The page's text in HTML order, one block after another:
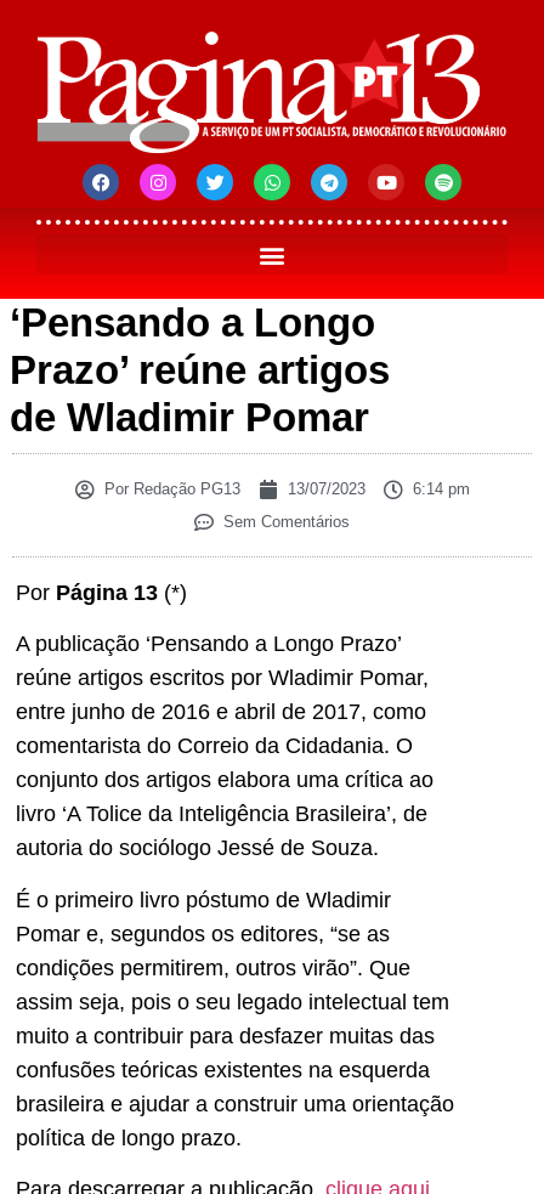
‘Pensando a Longo
Prazo’ reúne artigos
de Wladimir Pomar
PorRedação PG13 13/07/2023
6:14 pm
Sem Comentários
Por Página 13 (*)
A publicação ‘Pensando a Longo Prazo’
reúne artigos escritos por Wladimir Pomar,
entre junho de 2016 e abril de 2017, como
comentarista do Correio da Cidadania. O
conjunto dos artigos elabora uma crítica ao
livro ‘A Tolice da Inteligência Brasileira’, de
autoria do sociólogo Jessé de Souza.
É o primeiro livro póstumo de Wladimir
Pomar e, segundos os editores, “se as
condições permitirem, outros virão”. Que
assim seja, pois o seu legado intelectual tem
muito a contribuir para desfazer muitas das
confusões teóricas existentes na esquerda
brasileira e ajudar a construir uma orientação
política de longo prazo.